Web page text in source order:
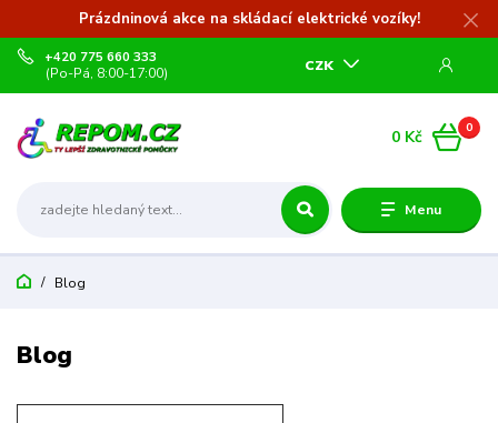
Prázdninová akce na skládací elektrické vozíky!
Menu
CZK
+420 775 660 333
(Po-Pá, 8:00-17:00)
0
0 Kč
Blog
Blog